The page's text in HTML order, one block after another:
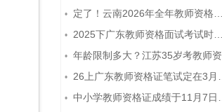
• 定了！云南2026年全年教师资格证考试日程大公开！
• 2025下广东教师资格面试考试时间及科目内容（怎么考）
• 年龄限制多大？江苏35岁考教师资格证晚吗？
• 26上广东教师资格证笔试定在3月7日！附考试指南
• 中小学教师资格证成绩于11月7日10点查！